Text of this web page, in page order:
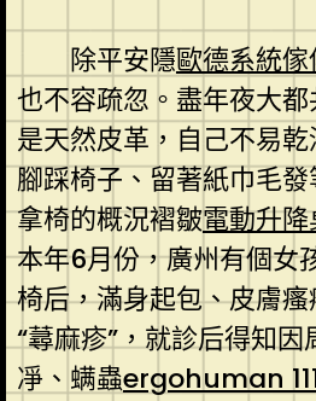
除平安隱歐德系統傢
也不容疏忽。盡年夜大都
是天然皮革，自己不易
腳踩椅子、留著紙巾毛
拿椅的概況褶皺電動升降
本年6月份，廣州有個女
椅后，滿身起包、皮膚
“蕁麻疹”，就診后得知
凈、螨蟲ergohuman